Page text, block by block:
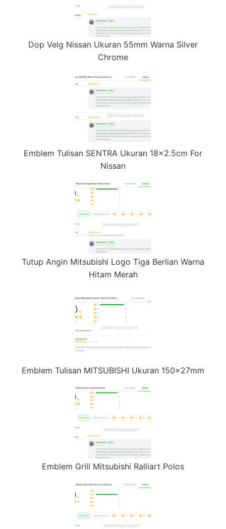
Dop Velg Nissan Ukuran 55mm Warna Silver
Chrome
Emblem Tulisan SENTRA Ukuran 18×2.5cm For
Nissan
Tutup Angin Mitsubishi Logo Tiga Berlian Warna
Hitam Merah
Emblem Tulisan MITSUBISHI Ukuran 150x27mm
Emblem Grill Mitsubishi Ralliart Polos